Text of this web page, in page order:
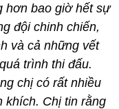
hơn bao giờ hết sự
đội chinh chiến,
và cả những vết
trình thi đấu.
chị có rất nhiều
khích. Chị tin rằng